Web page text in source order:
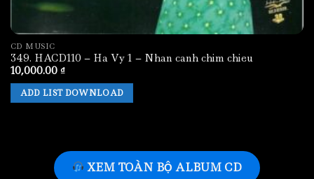
CD MUSIC
349. HACD110 – Ha Vy 1 – Nhan canh chim chieu
10,000.00 ₫
ADD LIST DOWNLOAD
XEM TOÀN BỘ ALBUM CD